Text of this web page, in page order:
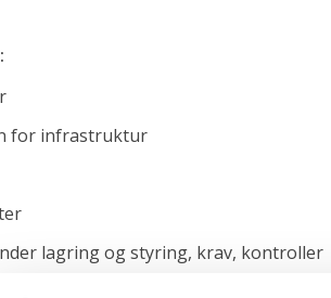
for infrastruktur
lagring og styring, krav, kontroller
for infrastruktur og
fald i softwarebranchen
vi får ind